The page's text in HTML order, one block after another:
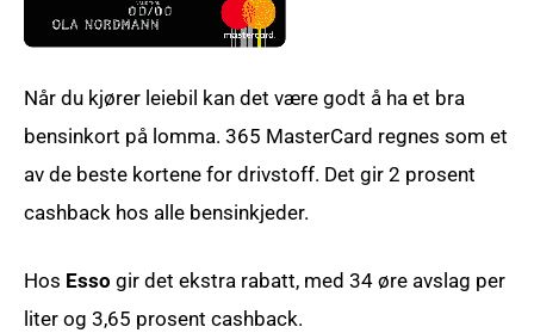
Når du kjører leiebil kan det være godt å ha et bra
bensinkort på lomma. 365 MasterCard regnes som et
av de beste kortene for drivstoff. Det gir 2 prosent
cashback hos alle bensinkjeder.
Hos Essogir det ekstra rabatt, med 34 øre avslag per
liter og 3,65 prosent cashback.